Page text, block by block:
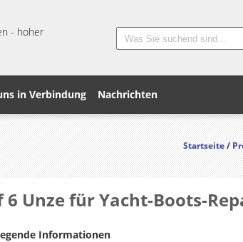
- hoher
in Verbindung Nachrichten
Startseite/
Unze für Yacht-Boots-
Informationen